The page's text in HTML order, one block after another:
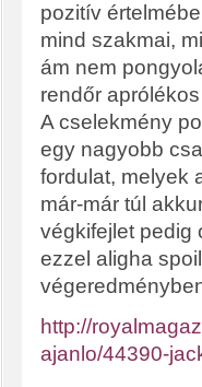
pozitív
mind szakmai,
ám nem
rendőr
A cselekmény
egy nagyobb
fordulat, melyek
már-már túl
végkifejlet pedig
ezzel aligha
http://
ajanlo/44390-